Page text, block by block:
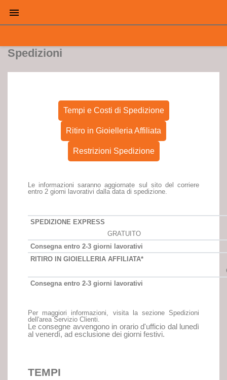

Spedizioni
Tempi e Costi di Spedizione
Ritiro in Gioielleria Affiliata
Restrizioni Spedizione
Le informazioni saranno aggiornate sul sito del corriere
entro 2 giorni lavorativi dalla data di spedizione.
SPEDIZIONE EXPRESS
GRATUITO
Consegna entro 2-3 giorni lavorativi
RITIRO IN GIOIELLERIA AFFILIATA*
Consegna entro 2-3 giorni lavorativi
Per maggiori informazioni, visita la sezione Spedizioni
dell'area Servizio Clienti.
Le consegne avvengono in orario d'ufficio dal lunedì
al venerdì, ad esclusione dei giorni festivi.
TEMPI